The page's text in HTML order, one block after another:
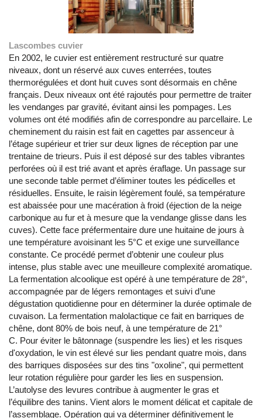
Lascombes cuvier
En 2002, le cuvier est entièrement restructuré sur quatre
niveaux, dont un réservé aux cuves enterrées, toutes
thermorégulées et dont huit cuves sont désormais en chêne
français. Deux niveaux ont été rajoutés pour permettre de traiter
les vendanges par gravité, évitant ainsi les pompages. Les
volumes ont été modifiés afin de correspondre au parcellaire. Le
cheminement du raisin est fait en cagettes par assenceur à
l’étage supérieur et trier sur deux lignes de réception par une
trentaine de trieurs. Puis il est déposé sur des tables vibrantes
perforées où il est trié avant et après éraflage. Un passage sur
une seconde table permet d’éliminer toutes les pédicelles et
résiduelles. Ensuite, le raisin légèrement foulé, sa température
est abaissée pour une macération à froid (éjection de la neige
carbonique au fur et à mesure que la vendange glisse dans les
cuves). Cette face préfermentaire dure une huitaine de jours à
une température avoisinant les 5°C et exige une surveillance
constante. Ce procédé permet d’obtenir une couleur plus
intense, plus stable avec une meuilleure complexité aromatique.
La fermentation alcoolique est opéré à une température de 28°,
accompagnée par de légers remontages et suivi d’une
dégustation quotidienne pour en déterminer la durée optimale de
cuvaison. La fermentation malolactique ce fait en barriques de
chêne, dont 80% de bois neuf, à une température de 21°
C. Pour éviter le bâtonnage (suspendre les lies) et les risques
d'oxydation, le vin est élevé sur lies pendant quatre mois, dans
des barriques disposées sur des tins "oxoline", qui permettent
leur rotation régulière pour garder les lies en suspension.
L’autolyse des levures contribue à augmenter le gras et
l’équilibre des tanins. Vient alors le moment délicat et capitale de
l’assemblage. Opération qui va déterminer définitivement le